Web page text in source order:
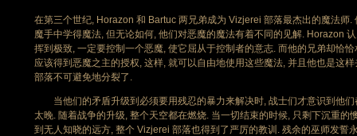
在第三个世纪, Horazon 和 Bartuc 两兄弟成为 Vizjerei 部落最杰出的魔法师
魔手中学得魔法, 但无论如何, 他们对恶魔的魔法有着不同的见解. Horazon
挥到极致, 一定要控制一个恶魔, 使它屈从于控制者的意志. 而他的兄弟却恰
应该得到恶魔之主的授权, 这样, 就可以自由地使用这些魔法, 并且他也是这
部落不可避免地分裂了.
当他们的矛盾升级到必须要用残忍的暴力来解决时, 战士们才意识到他们
太晚. 随着战争的升级, 整个天空都在燃烧. 当一切结束的时候, 只剩下沉重
到无人知晓的远方, 整个 Vizjerei 部落也得到了严厉的教训. 残余的巫师发誓